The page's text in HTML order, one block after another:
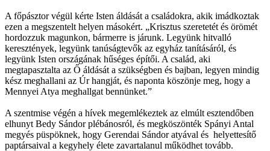
A főpásztor végül kérte Isten áldását a családokra, akik imádkoztak
ezen a megszentelt helyen másokért. „Krisztus szeretetét és örömét
hordozzuk magunkon, bármerre is járunk. Legyünk hitvalló
keresztények, legyünk tanúságtevők az egyház tanításáról, és
legyünk Isten országának hűséges építői. A család, aki
megtapasztalta az Ő áldását a szükségben és bajban, legyen mindig
kész meghallani az Úr hangját, és naponta köszönje meg, hogy a
Mennyei Atya meghallgat bennünket.”
A szentmise végén a hívek megemlékeztek az elmúlt esztendőben
elhunyt Bedy Sándor plébánosról, és megköszönték Spányi Antal
megyés püspöknek, hogy Gerendai Sándor atyával és helyettesítő
paptársaival a kegyhely élete zavartalanul működhet tovább.